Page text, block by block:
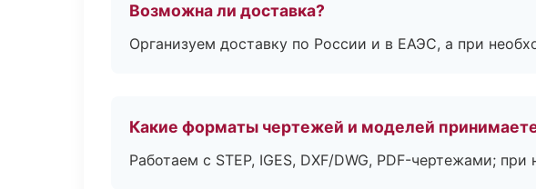
Возможна ли доставка?
Организуем доставку по России и в ЕАЭС, а при
Какие форматы чертежей и моделей
Работаем с STEP, IGES, DXF/DWG, PDF-чертежами;